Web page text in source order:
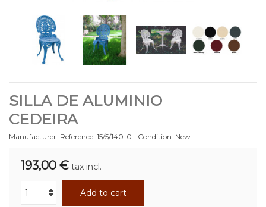
SILLA DE ALUMINIO
CEDEIRA
Manufacturer: Reference: 15/5/140-0 Condition: New
193,00 € tax incl.
Add to cart